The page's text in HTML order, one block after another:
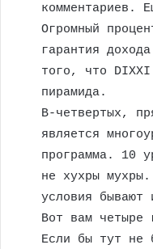
комментариев.
Огромный
гарантия
того, что DIXXI
пирамида.
В-четвертых,
является
программа. 10
не хухры
условия бывают
Вот вам четыре
Если бы тут не